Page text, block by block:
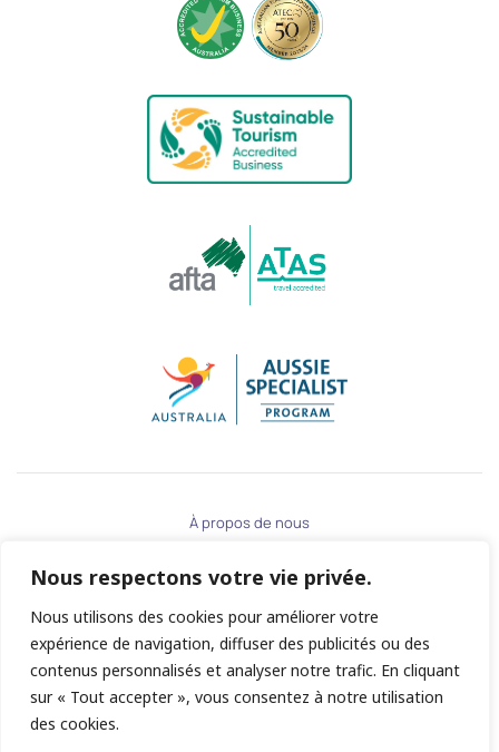
Nous respectons votre vie privée.
Nous utilisons des cookies pour améliorer votre
expérience de navigation, diffuser des publicités ou des
contenus personnalisés et analyser notre trafic. En cliquant
sur « Tout accepter », vous consentez à notre utilisation
des cookies.
À propos de nous
Politique de confidentialité
Conditions Générales